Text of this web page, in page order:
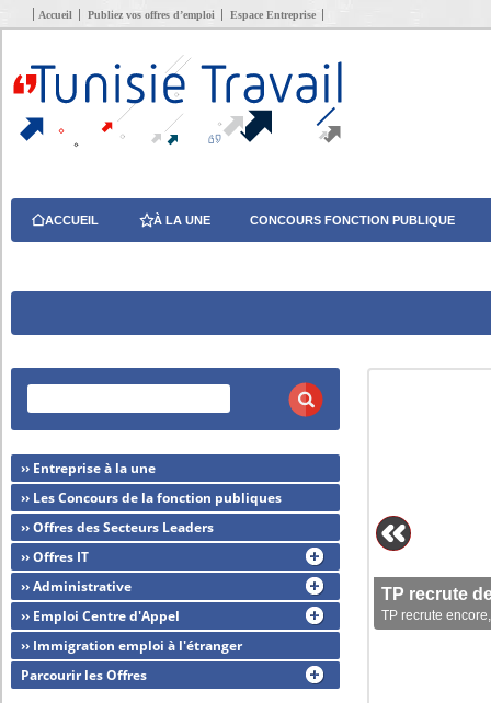
Accueil Publiez vos offres d’emploi Espace Entreprise
ACCUEIL À LA UNE CONCOURS FONCTION PUBLIQUE
TP recrute
TP recrute
›› Entreprise à la une
›› Les Concours de la fonction publiques
›› Offres des Secteurs Leaders
›› Offres IT
›› Administrative
›› Emploi Centre d'Appel
›› Immigration emploi à l'étranger
Parcourir les Offres